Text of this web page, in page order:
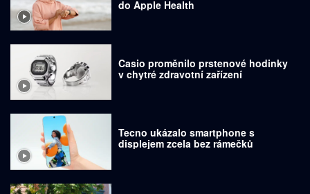
do Apple Health
Casio proměnilo prstenové hodinky
v chytré zdravotní zařízení
Tecno ukázalo smartphone s
displejem zcela bez rámečků